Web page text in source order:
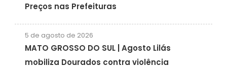
Preços nas Prefeituras
5 de agosto de 2026
MATO GROSSO DO SUL | Agosto Lilás
mobiliza Dourados contra violência